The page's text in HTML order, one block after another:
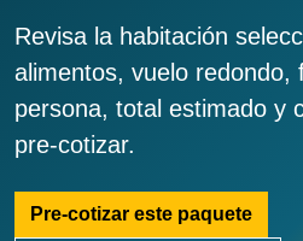
Revisa la habitación
alimentos, vuelo redondo,
persona, total estimado y
pre-cotizar.
Pre-cotizar este paquete